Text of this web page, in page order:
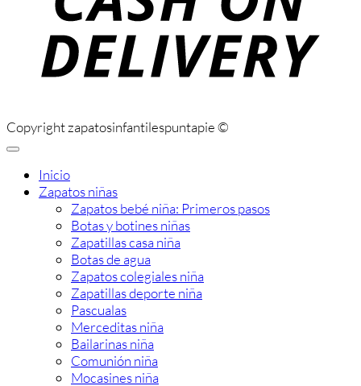
Copyright zapatosinfantilespuntapie ©
Inicio
Zapatos niñas
Zapatos bebé niña: Primeros pasos
Botas y botines niñas
Zapatillas casa niña
Botas de agua
Zapatos colegiales niña
Zapatillas deporte niña
Pascualas
Merceditas niña
Bailarinas niña
Comunión niña
Mocasines niña